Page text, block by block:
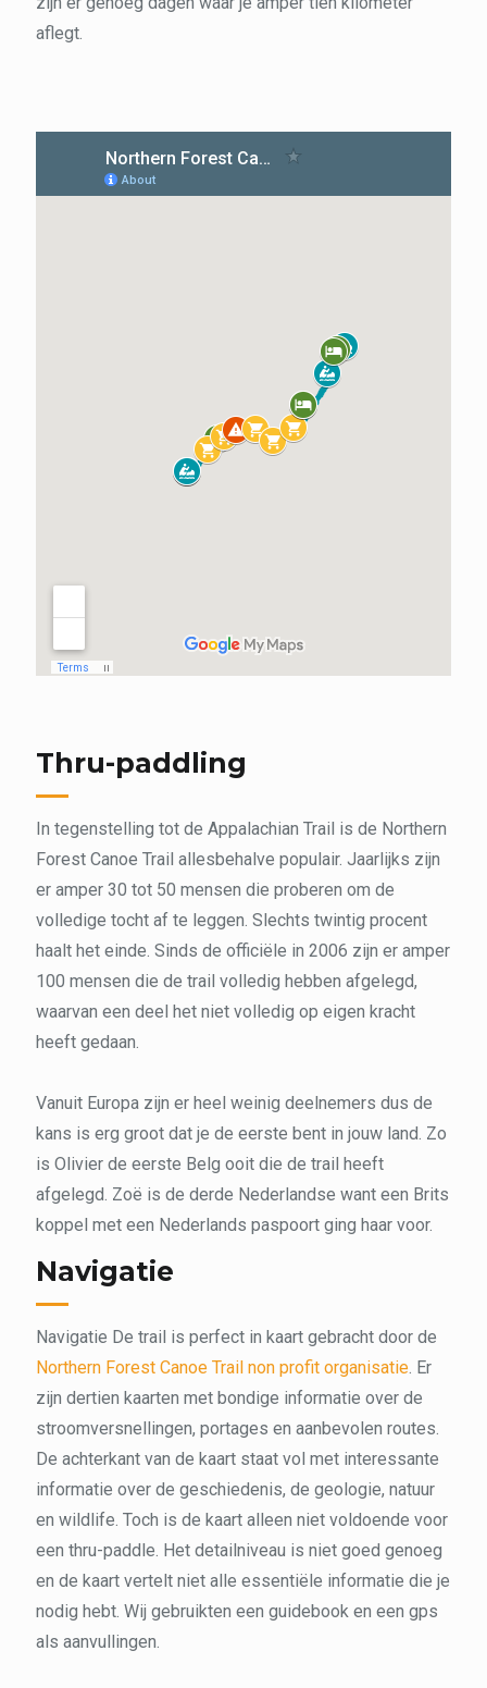
aflegt.
Thru-paddling
In tegenstelling tot de Appalachian Trail is de Northern
Forest Canoe Trail allesbehalve populair. Jaarlijks zijn
er amper 30 tot 50 mensen die proberen om de
volledige tocht af te leggen. Slechts twintig procent
haalt het einde. Sinds de officiële in 2006 zijn er amper
100 mensen die de trail volledig hebben afgelegd,
waarvan een deel het niet volledig op eigen kracht
heeft gedaan.
Vanuit Europa zijn er heel weinig deelnemers dus de
kans is erg groot dat je de eerste bent in jouw land. Zo
is Olivier de eerste Belg ooit die de trail heeft
afgelegd. Zoë is de derde Nederlandse want een Brits
koppel met een Nederlands paspoort ging haar voor.
Navigatie
Navigatie De trail is perfect in kaart gebracht door de
Northern Forest Canoe Trail non profit organisatie. Er
zijn dertien kaarten met bondige informatie over de
stroomversnellingen, portages en aanbevolen routes.
De achterkant van de kaart staat vol met interessante
informatie over de geschiedenis, de geologie, natuur
en wildlife. Toch is de kaart alleen niet voldoende voor
een thru-paddle. Het detailniveau is niet goed genoeg
en de kaart vertelt niet alle essentiële informatie die je
nodig hebt. Wij gebruikten een guidebook en een gps
als aanvullingen.